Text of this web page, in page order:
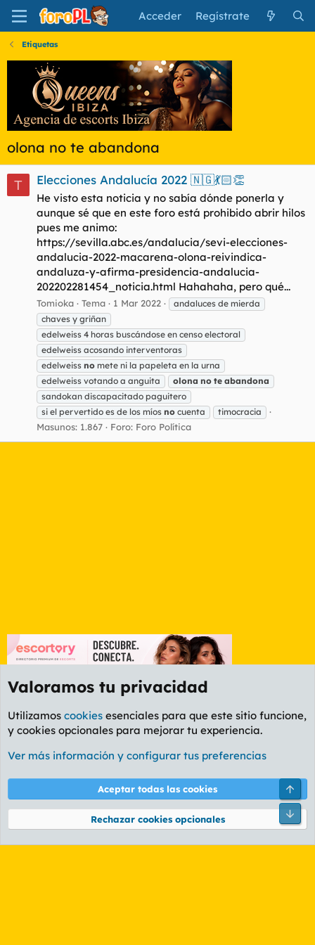
Acceder Regístrate
Etiquetas
olona no te abandona
T Elecciones Andalucía 2022 🇳🇬💃🏻👏
He visto esta noticia y no sabía dónde ponerla y
aunque sé que en este foro está prohibido abrir hilos
pues me animo:
https://sevilla.abc.es/andalucia/sevi-elecciones-
andalucia-2022-macarena-olona-reivindica-
andaluza-y-afirma-presidencia-andalucia-
202202281454_noticia.html Hahahaha, pero qué...
Tomioka Tema 1 Mar 2022
andaluces de mierda
chaves y griñan
edelweiss 4 horas buscándose en censo electoral
edelweiss acosando interventoras
edelweiss no mete ni la papeleta en la urna
edelweiss votando a anguita
olona no te abandona
sandokan discapacitado paguitero
si el pervertido es de los míos no cuenta timocracia
Masunos: 1.867 Foro: Foro Política
Etiquetas
Cookies
PL OLDSTYLE AMARILLO
Términos y reglas Política de privacidad Ayuda
Community platform by XenForo® © 2010-2026 XenForo Ltd.
Valoramos tu privacidad
Utilizamos cookies esenciales para que este sitio funcione,
y cookies opcionales para mejorar tu experiencia.
Ver más información y configurar tus preferencias
Aceptar todas las cookies
Rechazar cookies opcionales
Pie